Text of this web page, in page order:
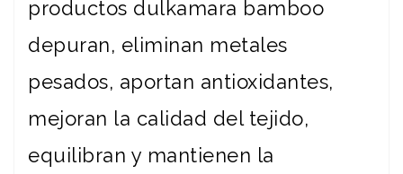
productos dulkamara bamboo
depuran, eliminan metales
pesados, aportan antioxidantes,
mejoran la calidad del tejido,
equilibran y mantienen la